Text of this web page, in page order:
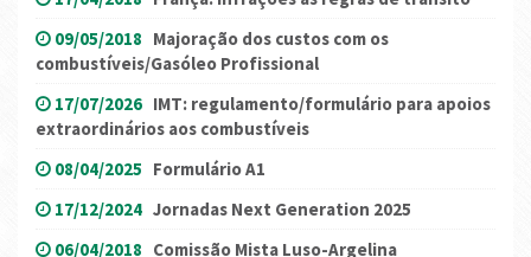
09/05/2018 Majoração dos custos com os
combustíveis/Gasóleo Profissional
17/07/2026 IMT: regulamento/formulário para apoios
extraordinários aos combustíveis
08/04/2025 Formulário A1
17/12/2024 Jornadas Next Generation 2025
06/04/2018 Comissão Mista Luso-Argelina